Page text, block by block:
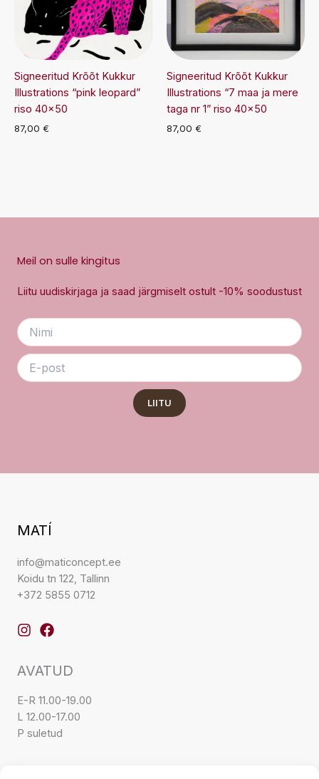
Signeeritud Krõõt Kukkur
Illustrations “pink leopard”
riso 40×50
87,00 €
Signeeritud Krõõt Kukkur
Illustrations “7 maa ja mere
taga nr 1” riso 40×50
87,00 €
Meil on sulle kingitus
Liitu uudiskirjaga ja saad järgmiselt ostult -10% soodustust
LIITU
MATÍ
info@maticoncept.ee
Koidu tn 122, Tallinn
+372 5855 0712
AVATUD
E-R 11.00-19.00
L 12.00-17.00
P suletud